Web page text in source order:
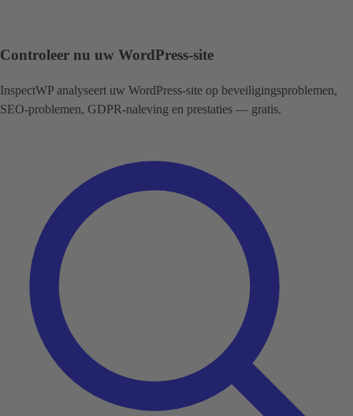
Controleer nu uw WordPress-site
InspectWP analyseert uw WordPress-site op beveiligingsproblemen,
SEO-problemen, GDPR-naleving en prestaties — gratis.